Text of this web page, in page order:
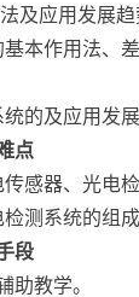
及应用发展趋
本作用法、
的及应用发展
点
感器、光电
测系统的组
段
助教学。